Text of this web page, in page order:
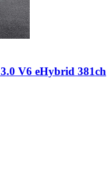
3.0 V6 eHybrid 381ch